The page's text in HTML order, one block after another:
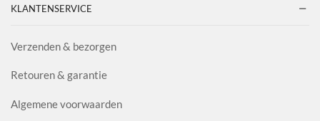
KLANTENSERVICE
Verzenden & bezorgen
Retouren & garantie
Algemene voorwaarden